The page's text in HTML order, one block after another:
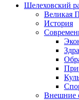
Шелеховский
Великая
История
Внешние